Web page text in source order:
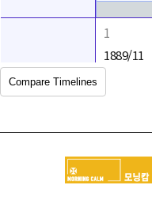
1
1889/11
Compare Timelines